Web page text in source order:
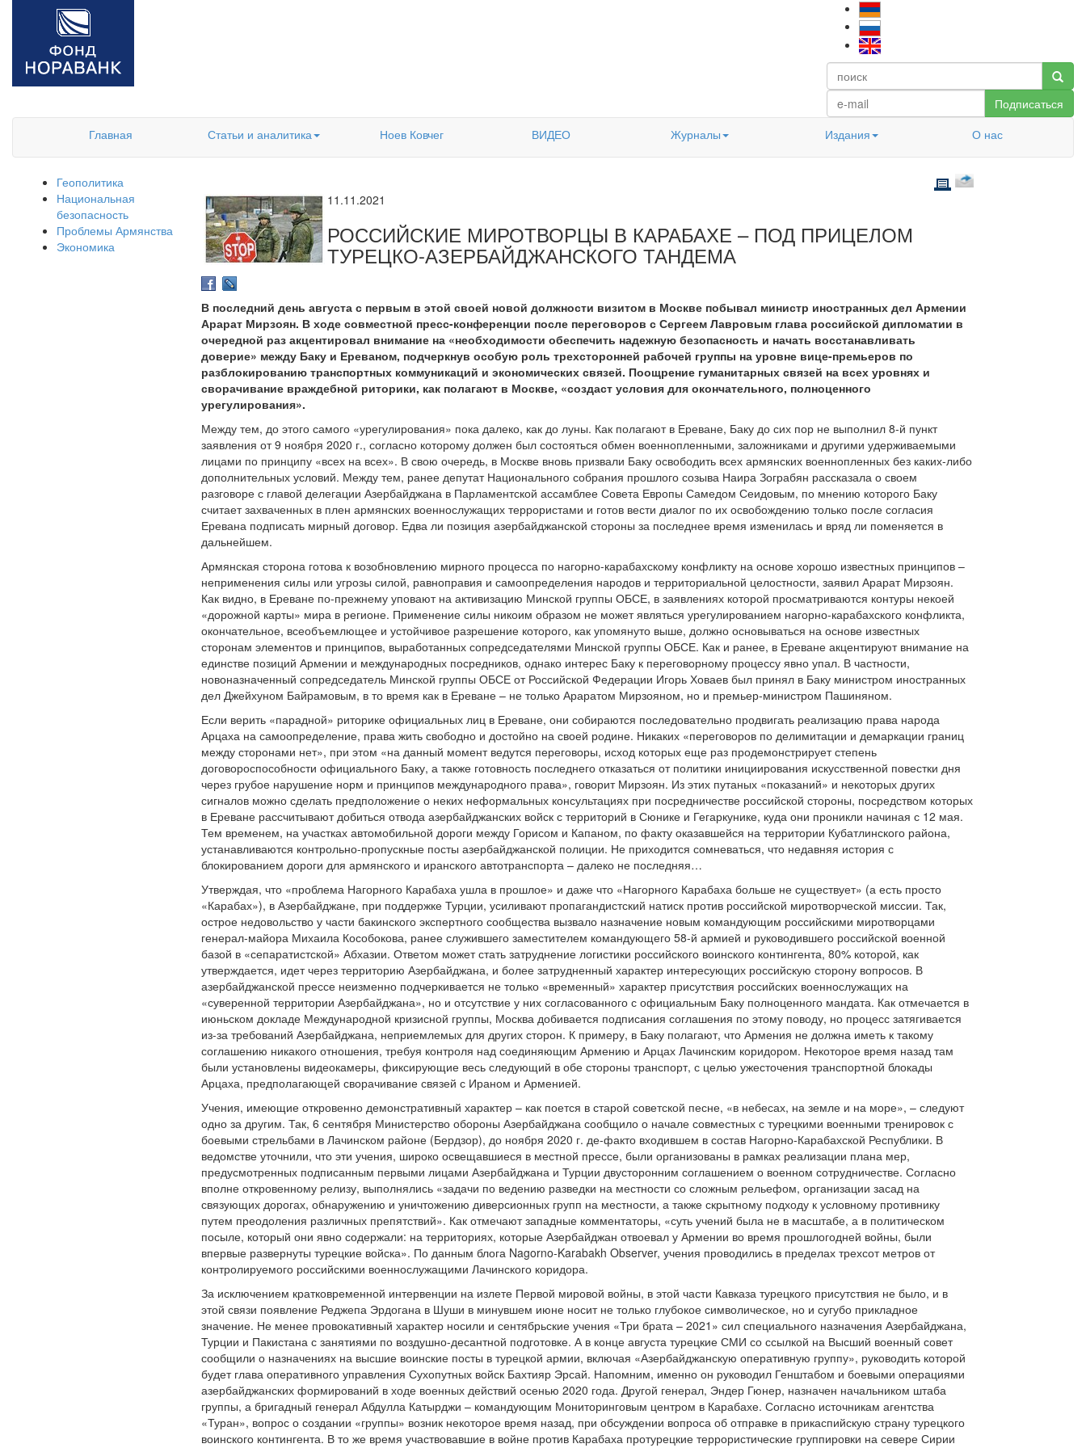
Подписаться
Главная
Статьи и аналитика Ноев Ковчег ВИДЕО Журналы Издания О нас
Геополитика
Национальная
безопасность
Проблемы Армянства
Экономика
11.11.2021
РОССИЙСКИЕ МИРОТВОРЦЫ В КАРАБАХЕ – ПОД ПРИЦЕЛОМ
ТУРЕЦКО-АЗЕРБАЙДЖАНСКОГО ТАНДЕМА
В последний день августа с первым в этой своей новой должности визитом в Москве побывал министр иностранных дел Армении
Арарат Мирзоян. В ходе совместной пресс-конференции после переговоров с Сергеем Лавровым глава российской дипломатии в
очередной раз акцентировал внимание на «необходимости обеспечить надежную безопасность и начать восстанавливать
доверие» между Баку и Ереваном, подчеркнув особую роль трехсторонней рабочей группы на уровне вице-премьеров по
разблокированию транспортных коммуникаций и экономических связей. Поощрение гуманитарных связей на всех уровнях и
сворачивание враждебной риторики, как полагают в Москве, «создаст условия для окончательного, полноценного
урегулирования».
Между тем, до этого самого «урегулирования» пока далеко, как до луны. Как полагают в Ереване, Баку до сих пор не выполнил 8-й пункт
заявления от 9 ноября 2020 г., согласно которому должен был состояться обмен военнопленными, заложниками и другими удерживаемыми
лицами по принципу «всех на всех». В свою очередь, в Москве вновь призвали Баку освободить всех армянских военнопленных без каких-либо
дополнительных условий. Между тем, ранее депутат Национального собрания прошлого созыва Наира Зограбян рассказала о своем
разговоре с главой делегации Азербайджана в Парламентской ассамблее Совета Европы Самедом Сеидовым, по мнению которого Баку
считает захваченных в плен армянских военнослужащих террористами и готов вести диалог по их освобождению только после согласия
Еревана подписать мирный договор. Едва ли позиция азербайджанской стороны за последнее время изменилась и вряд ли поменяется в
дальнейшем.
Армянская сторона готова к возобновлению мирного процесса по нагорно-карабахскому конфликту на основе хорошо известных принципов –
неприменения силы или угрозы силой, равноправия и самоопределения народов и территориальной целостности, заявил Арарат Мирзоян.
Как видно, в Ереване по-прежнему уповают на активизацию Минской группы ОБСЕ, в заявлениях которой просматриваются контуры некоей
«дорожной карты» мира в регионе. Применение силы никоим образом не может являться урегулированием нагорно-карабахского конфликта,
окончательное, всеобъемлющее и устойчивое разрешение которого, как упомянуто выше, должно основываться на основе известных
сторонам элементов и принципов, выработанных сопредседателями Минской группы ОБСЕ. Как и ранее, в Ереване акцентируют внимание на
единстве позиций Армении и международных посредников, однако интерес Баку к переговорному процессу явно упал. В частности,
новоназначенный сопредседатель Минской группы ОБСЕ от Российской Федерации Игорь Ховаев был принял в Баку министром иностранных
дел Джейхуном Байрамовым, в то время как в Ереване – не только Араратом Мирзояном, но и премьер-министром Пашиняном.
Если верить «парадной» риторике официальных лиц в Ереване, они собираются последовательно продвигать реализацию права народа
Арцаха на самоопределение, права жить свободно и достойно на своей родине. Никаких «переговоров по делимитации и демаркации границ
между сторонами нет», при этом «на данный момент ведутся переговоры, исход которых еще раз продемонстрирует степень
договороспособности официального Баку, а также готовность последнего отказаться от политики инициирования искусственной повестки дня
через грубое нарушение норм и принципов международного права», говорит Мирзоян. Из этих путаных «показаний» и некоторых других
сигналов можно сделать предположение о неких неформальных консультациях при посредничестве российской стороны, посредством которых
в Ереване рассчитывают добиться отвода азербайджанских войск с территорий в Сюнике и Гегаркунике, куда они проникли начиная с 12 мая.
Тем временем, на участках автомобильной дороги между Горисом и Капаном, по факту оказавшейся на территории Кубатлинского района,
устанавливаются контрольно-пропускные посты азербайджанской полиции. Не приходится сомневаться, что недавняя история с
блокированием дороги для армянского и иранского автотранспорта – далеко не последняя…
Утверждая, что «проблема Нагорного Карабаха ушла в прошлое» и даже что «Нагорного Карабаха больше не существует» (а есть просто
«Карабах»), в Азербайджане, при поддержке Турции, усиливают пропагандистский натиск против российской миротворческой миссии. Так,
острое недовольство у части бакинского экспертного сообщества вызвало назначение новым командующим российскими миротворцами
генерал-майора Михаила Кособокова, ранее служившего заместителем командующего 58-й армией и руководившего российской военной
базой в «сепаратистской» Абхазии. Ответом может стать затруднение логистики российского воинского контингента, 80% которой, как
утверждается, идет через территорию Азербайджана, и более затрудненный характер интересующих российскую сторону вопросов. В
азербайджанской прессе неизменно подчеркивается не только «временный» характер присутствия российских военнослужащих на
«суверенной территории Азербайджана», но и отсутствие у них согласованного с официальным Баку полноценного мандата. Как отмечается в
июньском докладе Международной кризисной группы, Москва добивается подписания соглашения по этому поводу, но процесс затягивается
из-за требований Азербайджана, неприемлемых для других сторон. К примеру, в Баку полагают, что Армения не должна иметь к такому
соглашению никакого отношения, требуя контроля над соединяющим Армению и Арцах Лачинским коридором. Некоторое время назад там
были установлены видеокамеры, фиксирующие весь следующий в обе стороны транспорт, с целью ужесточения транспортной блокады
Арцаха, предполагающей сворачивание связей с Ираном и Арменией.
Учения, имеющие откровенно демонстративный характер – как поется в старой советской песне, «в небесах, на земле и на море», – следуют
одно за другим. Так, 6 сентября Министерство обороны Азербайджана сообщило о начале совместных с турецкими военными тренировок с
боевыми стрельбами в Лачинском районе (Бердзор), до ноября 2020 г. де-факто входившем в состав Нагорно-Карабахской Республики. В
ведомстве уточнили, что эти учения, широко освещавшиеся в местной прессе, были организованы в рамках реализации плана мер,
предусмотренных подписанным первыми лицами Азербайджана и Турции двусторонним соглашением о военном сотрудничестве. Согласно
вполне откровенному релизу, выполнялись «задачи по ведению разведки на местности со сложным рельефом, организации засад на
связующих дорогах, обнаружению и уничтожению диверсионных групп на местности, а также скрытному подходу к условному противнику
путем преодоления различных препятствий». Как отмечают западные комментаторы, «суть учений была не в масштабе, а в политическом
посыле, который они явно содержали: на территориях, которые Азербайджан отвоевал у Армении во время прошлогодней войны, были
впервые развернуты турецкие войска». По данным блога Nagorno-Karabakh Observer, учения проводились в пределах трехсот метров от
контролируемого российскими военнослужащими Лачинского коридора.
За исключением кратковременной интервенции на излете Первой мировой войны, в этой части Кавказа турецкого присутствия не было, и в
этой связи появление Реджепа Эрдогана в Шуши в минувшем июне носит не только глубокое символическое, но и сугубо прикладное
значение. Не менее провокативный характер носили и сентябрьские учения «Три брата – 2021» сил специального назначения Азербайджана,
Турции и Пакистана с занятиями по воздушно-десантной подготовке. А в конце августа турецкие СМИ со ссылкой на Высший военный совет
сообщили о назначениях на высшие воинские посты в турецкой армии, включая «Азербайджанскую оперативную группу», руководить которой
будет глава оперативного управления Сухопутных войск Бахтияр Эрсай. Напомним, именно он руководил Генштабом и боевыми операциями
азербайджанских формирований в ходе военных действий осенью 2020 года. Другой генерал, Эндер Гюнер, назначен начальником штаба
группы, а бригадный генерал Абдулла Катырджи – командующим Мониторинговым центром в Карабахе. Согласно источникам агентства
«Туран», вопрос о создании «группы» возник некоторое время назад, при обсуждении вопроса об отправке в прикаспийскую страну турецкого
воинского контингента. В то же время участвовавшие в войне против Карабаха протурецкие террористические группировки на севере Сирии